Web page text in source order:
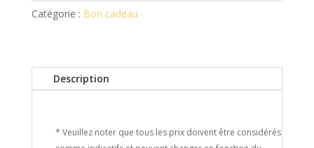
50.-
Catégorie : Bon cadeau
Description